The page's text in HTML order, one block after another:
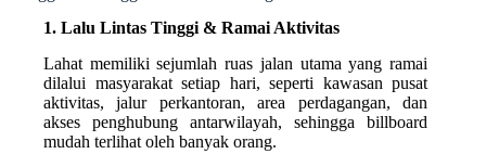
1. Lalu Lintas Tinggi & Ramai Aktivitas
Lahat memiliki sejumlah ruas jalan utama yang ramai
dilalui masyarakat setiap hari, seperti kawasan pusat
aktivitas, jalur perkantoran, area perdagangan, dan
akses penghubung antarwilayah, sehingga billboard
mudah terlihat oleh banyak orang.